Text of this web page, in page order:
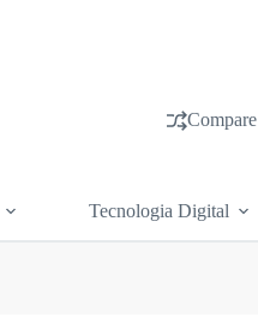
Compare
Tecnologia Digital